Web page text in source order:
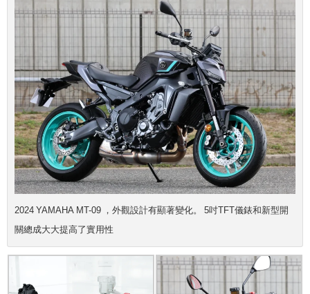
2024 YAMAHA MT-09 ，外觀設計有顯著變化。 5吋TFT儀錶和新型開
關總成大大提高了實用性